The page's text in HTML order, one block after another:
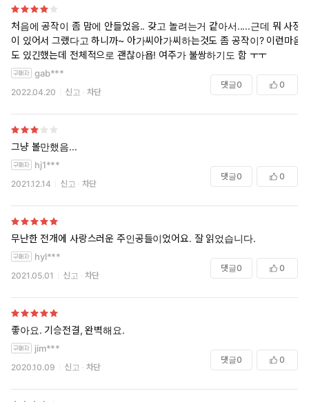
처음에 공작이 좀 맘에 안들었음.. 갖고 놀려는거 같아서.....근데 뭐 사정
이 있어서 그랬다고 하니까~ 아가씨아가씨하는것도 좀 공작이? 이런마음
도 있긴했는데 전체적으로 괜찮아욥! 여주가 불쌍하기도 함 ㅜㅜ
gab***
2022.04.20 신고 차단
댓글0 0
그냥 볼만했음...
hj1***
2021.12.14 신고 차단
댓글0 0
무난한 전개에 사랑스러운 주인공들이었어요. 잘 읽었습니다.
hyl***
2021.05.01 신고 차단
댓글0 0
좋아요. 기승전결, 완벽해요.
jim***
2020.10.09 신고 차단
댓글0 0